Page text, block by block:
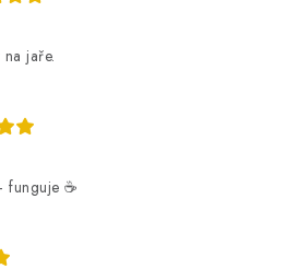
jaře.
funguje ☕️